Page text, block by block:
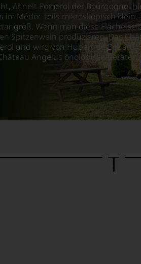
ähnelt Pomerol der Bourgogne,
im Médoc teils mikroskopisch klein.
groß. Wenn man diese Fläche
Spitzenwein produzieren. Das
und wird von Hubert de Boüard,
Angelus önologisch beraten.